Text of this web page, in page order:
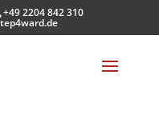
+49 2204 842 310